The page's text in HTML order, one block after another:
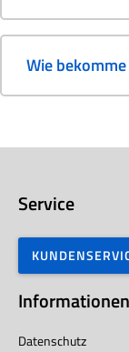
Wie
Service
Informationen
Datenschutz